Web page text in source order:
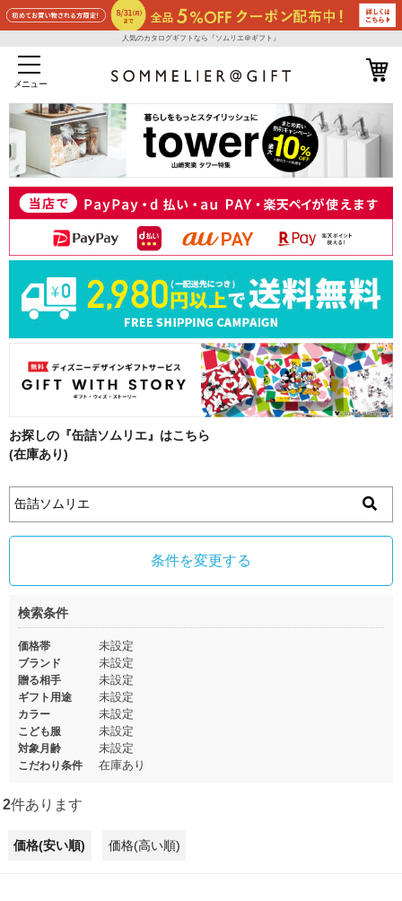
人気のカタログギフトなら『ソムリエ＠ギフト』
メニュー
お探しの『缶詰ソムリエ』はこちら
(在庫あり)
条件を変更する
検索条件
価格帯 未設定
ブランド 未設定
贈る相手 未設定
ギフト用途 未設定
カラー 未設定
こども服 未設定
対象月齢 未設定
こだわり条件 在庫あり
2件あります
価格(安い順) 価格(高い順)